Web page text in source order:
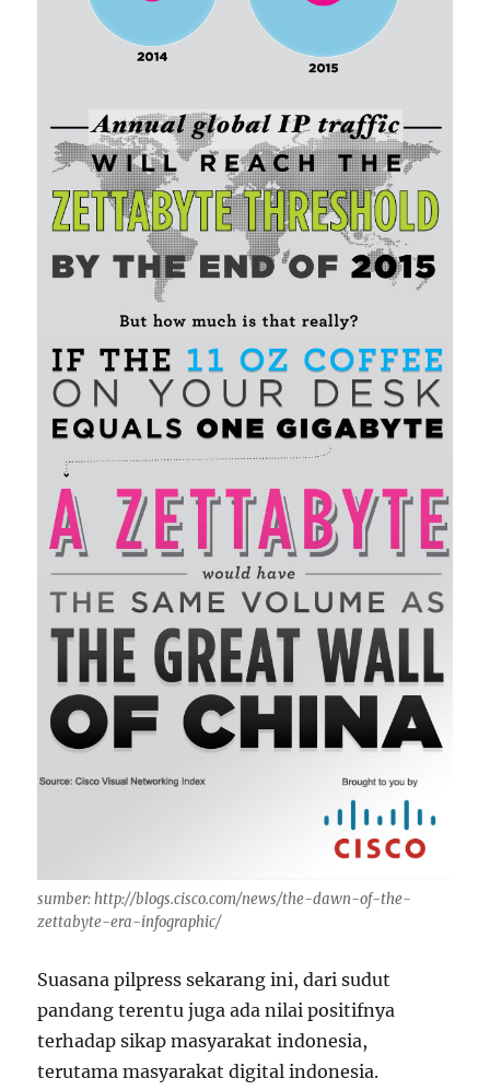
sumber: http://blogs.cisco.com/news/the-dawn-of-the-
zettabyte-era-infographic/
Suasana pilpress sekarang ini, dari sudut
pandang terentu juga ada nilai positifnya
terhadap sikap masyarakat indonesia,
terutama masyarakat digital indonesia.